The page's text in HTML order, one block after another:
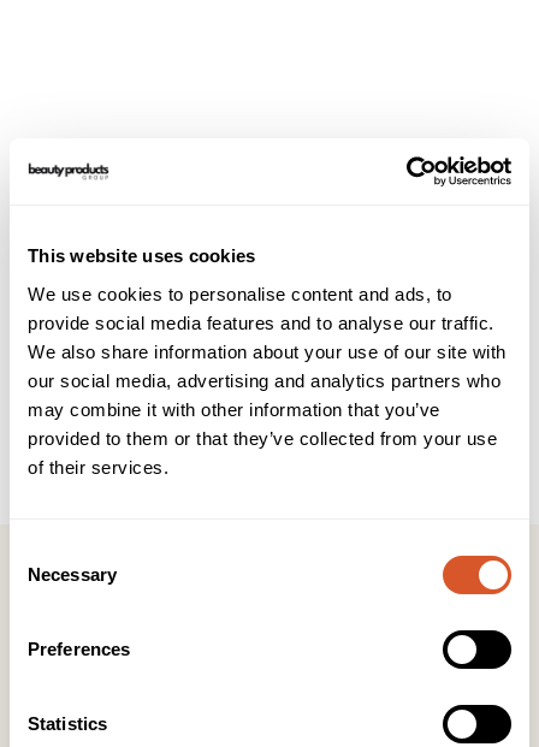
This website uses cookies
We use cookies to personalise content and ads, to
provide social media features and to analyse our traffic.
We also share information about your use of our site with
our social media, advertising and analytics partners who
may combine it with other information that you’ve
provided to them or that they’ve collected from your use
of their services.
Selection
Necessary
Preferences
Statistics
Beskrivelse
effektive botaniske ekstrakter inkludert Vitamin C, tare og
hydrolysert risprotein.
Dette konsentrerte serumet stimulerer produksjonen av
kollagen og elastin, som vil resultere i en synlig fastere og
Dette serumet kan forbedre hudens tekstur og redusere
fine linjer og rynker.
Kontakt
KONTOR HUDAVDELING